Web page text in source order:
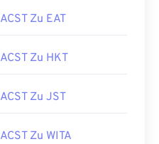
ACST Zu EAT
ACST Zu HKT
ACST Zu JST
ACST Zu WITA